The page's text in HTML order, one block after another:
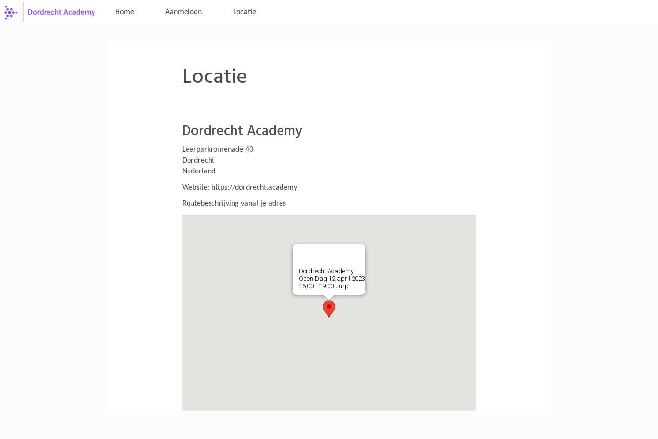
Home Aanmelden Locatie
Locatie
Dordrecht Academy
Leerparkromenade 40
Dordrecht
Nederland
Website: https://dordrecht.academy
Routebeschrijving vanaf je adres
Dordrecht Academy
Open Dag 12 april 2023
16:00 - 19:00 uurp